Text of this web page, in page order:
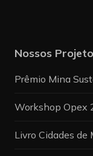
Nossos
Prêmio Mina
Workshop Opex
Livro Cidades de